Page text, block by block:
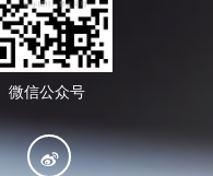
微信公众号